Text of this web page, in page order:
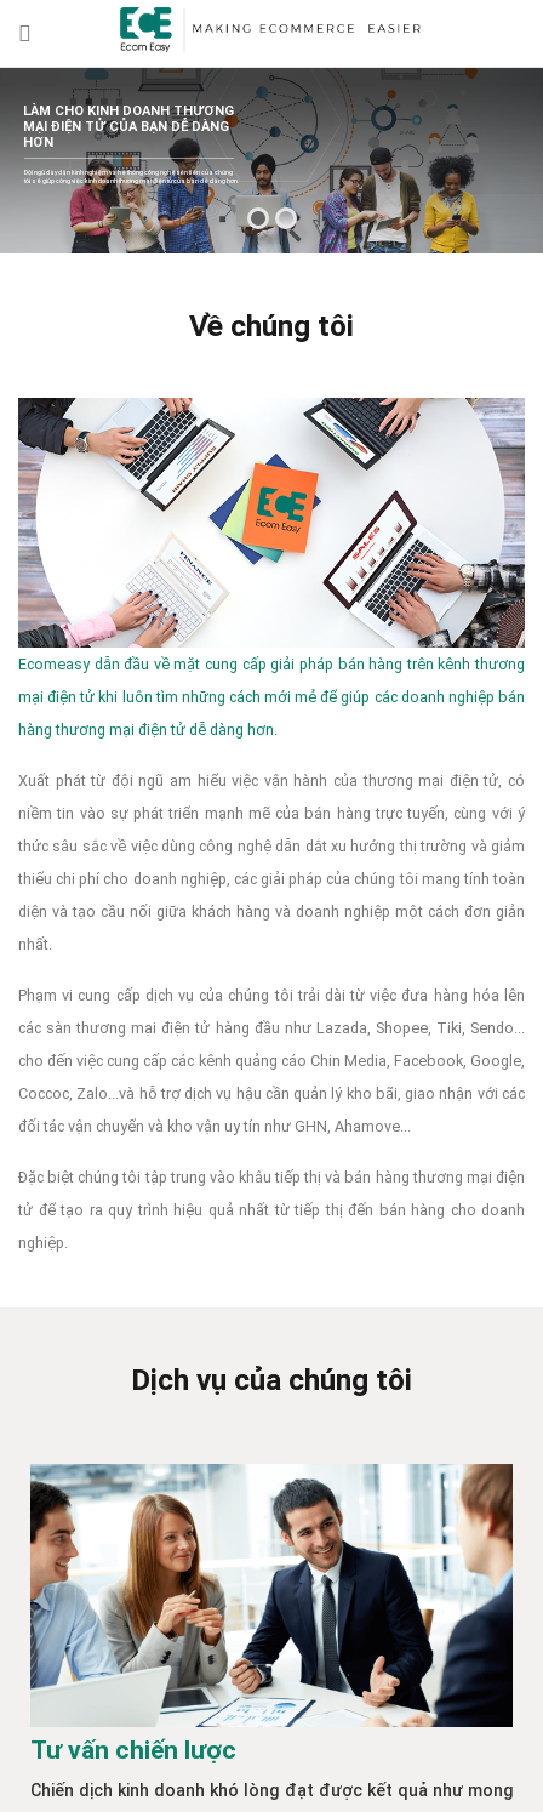
LÀM CHO KINH DOANH THƯƠNG
MẠI ĐIỆN TỬ CỦA BẠN DỄ DÀNG
HƠN
Đội ngũ dày dặn kinh nghiệm và hệ thống công nghệ tiên tiến của chúng
tôi sẽ giúp công việc kinh doanh thương mại điện tử của bạn dễ dàng hơn.
Về chúng tôi
Ecomeasy dẫn đầu về mặt cung cấp giải pháp bán hàng trên kênh thương
mại điện tử khi luôn tìm những cách mới mẻ để giúp các doanh nghiệp bán
hàng thương mại điện tử dễ dàng hơn.
Xuất phát từ đội ngũ am hiểu việc vận hành của thương mại điện tử, có
niềm tin vào sự phát triển mạnh mẽ của bán hàng trực tuyến, cùng với ý
thức sâu sắc về việc dùng công nghệ dẫn dắt xu hướng thị trường và giảm
thiểu chi phí cho doanh nghiệp, các giải pháp của chúng tôi mang tính toàn
diện và tạo cầu nối giữa khách hàng và doanh nghiệp một cách đơn giản
nhất.
Phạm vi cung cấp dịch vụ của chúng tôi trải dài từ việc đưa hàng hóa lên
các sàn thương mại điện tử hàng đầu như Lazada, Shopee, Tiki, Sendo...
cho đến việc cung cấp các kênh quảng cáo Chin Media, Facebook, Google,
Coccoc, Zalo...và hỗ trợ dịch vụ hậu cần quản lý kho bãi, giao nhận với các
đối tác vận chuyển và kho vận uy tín như GHN, Ahamove...
Đặc biệt chúng tôi tập trung vào khâu tiếp thị và bán hàng thương mại điện
tử để tạo ra quy trình hiệu quả nhất từ tiếp thị đến bán hàng cho doanh
nghiệp.
Dịch vụ của chúng tôi
Tư vấn chiến lược
Chiến dịch kinh doanh khó lòng đạt được kết quả như mong